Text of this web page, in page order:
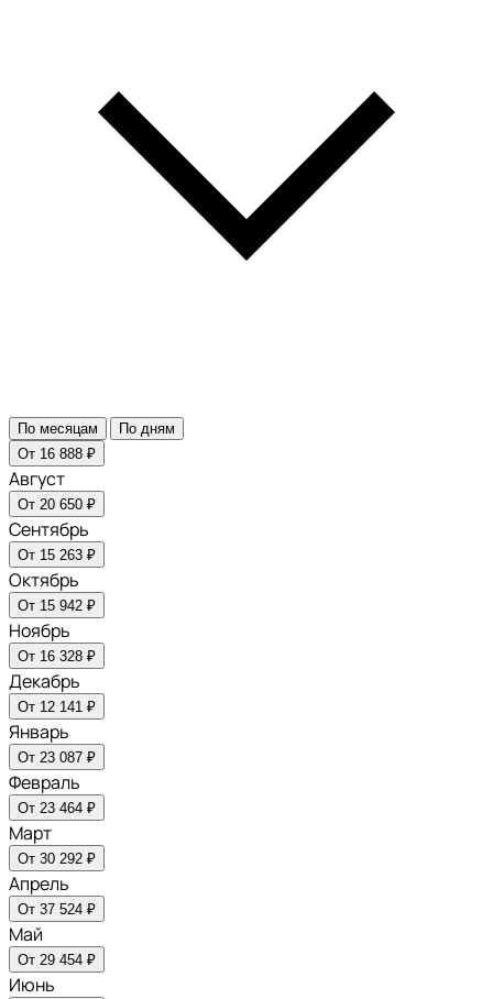
По месяцам
По дням
От 16 888 ₽
Август
От 20 650 ₽
Сентябрь
От 15 263 ₽
Октябрь
От 15 942 ₽
Ноябрь
От 16 328 ₽
Декабрь
От 12 141 ₽
Январь
От 23 087 ₽
Февраль
От 23 464 ₽
Март
От 30 292 ₽
Апрель
От 37 524 ₽
Май
От 29 454 ₽
Июнь